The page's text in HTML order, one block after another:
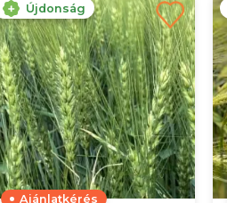
Újdonság
Ajánlatkérés